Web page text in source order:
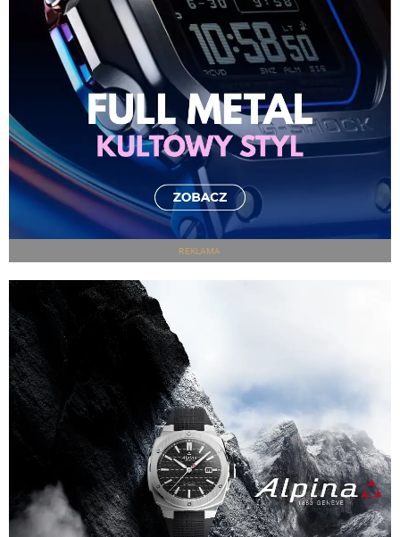
REKLAMA